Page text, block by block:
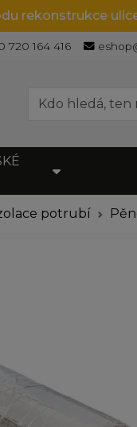
rekonstrukce
720 164 416
potrubí